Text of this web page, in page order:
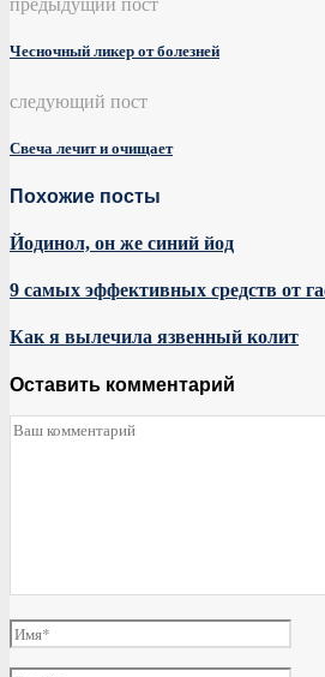
Чесночный ликер от болезней
следующий пост
Свеча лечит и очищает
Похожие посты
Йодинол, он же синий йод
9 самых эффективных средств от
Как я вылечила язвенный колит
Оставить комментарий